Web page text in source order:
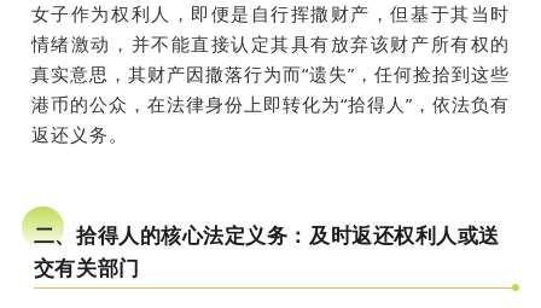
女子作为权利人，即便是自行挥撒财产，但基于其当时
情绪激动，并不能直接认定其具有放弃该财产所有权的
真实意思，其财产因撒落行为而“遗失”，任何捡拾到这些
港币的公众，在法律身份上即转化为“拾得人”，依法负有
返还义务。
二、拾得人的核心法定义务：及时返还权利人或送
交有关部门